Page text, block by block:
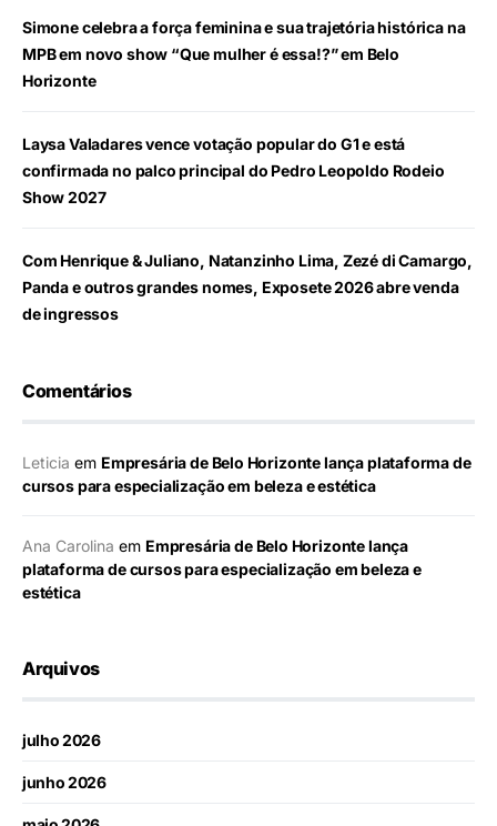
Simone celebra a força feminina e sua trajetória histórica na
MPB em novo show “Que mulher é essa!?” em Belo
Horizonte
Laysa Valadares vence votação popular do G1 e está
confirmada no palco principal do Pedro Leopoldo Rodeio
Show 2027
Com Henrique & Juliano, Natanzinho Lima, Zezé di Camargo,
Panda e outros grandes nomes, Exposete 2026 abre venda
de ingressos
Comentários
Leticia em Empresária de Belo Horizonte lança plataforma de
cursos para especialização em beleza e estética
Ana Carolina em Empresária de Belo Horizonte lança
plataforma de cursos para especialização em beleza e
estética
Arquivos
julho 2026
junho 2026